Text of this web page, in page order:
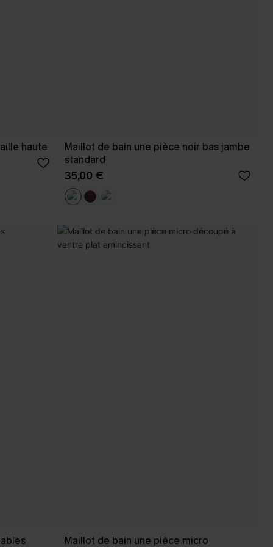
haute
Maillot de bain une pièce noir bas jambe
standard
35,00 €
Maillot de bain une pièce micro